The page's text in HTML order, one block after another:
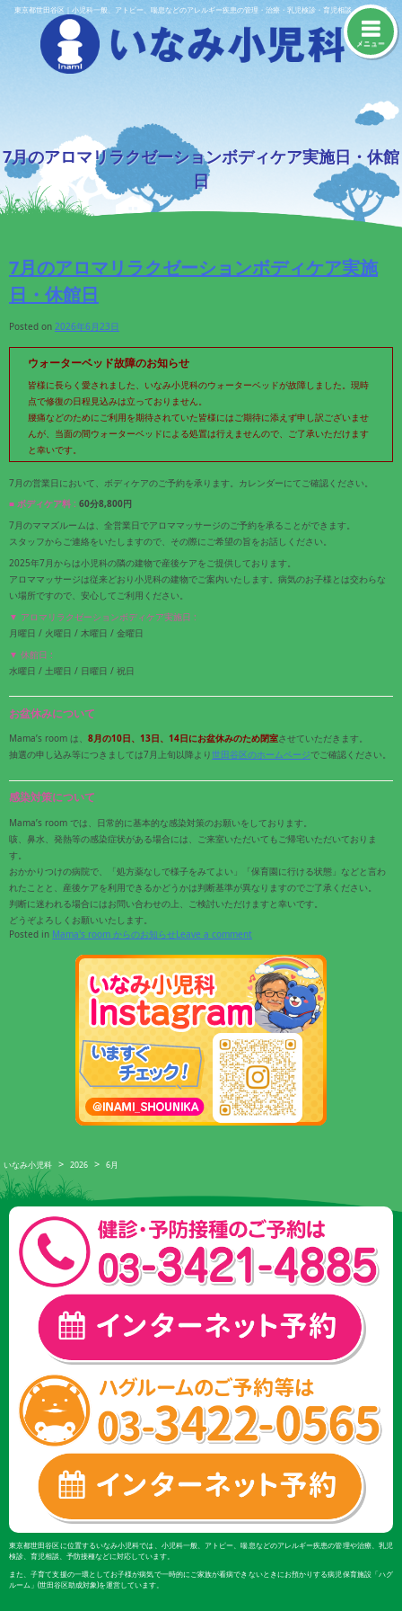
Skip東京都世田谷区｜小児科一般、アトピー、喘息などのアレルギー疾患の管理・治療・乳児検診・育児相談・予防接種
メニュー
7月のアロマリラクゼーションボディケア実施日・休館
日
7月のアロマリラクゼーションボディケア実施
日・休館日
Posted on 2026年6月23日
ウォーターベッド故障のお知らせ
皆様に長らく愛されました、いなみ小児科のウォーターベッドが故障しました。現時
点で修復の日程見込みは立っておりません。
腰痛などのためにご利用を期待されていた皆様にはご期待に添えず申し訳ございませ
んが、当面の間ウォーターベッドによる処置は行えませんので、ご了承いただけます
と幸いです。
7月の営業日において、ボディケアのご予約を承ります。カレンダーにてご確認ください。
■ ボディケア料 : 60分8,800円
7月のママズルームは、全営業日でアロママッサージのご予約を承ることができます。
スタッフからご連絡をいたしますので、その際にご希望の旨をお話しください。
2025年7月からは小児科の隣の建物で産後ケアをご提供しております。
アロママッサージは従来どおり小児科の建物でご案内いたします。病気のお子様とは交わらな
い場所ですので、安心してご利用ください。
▼ アロマリラクゼーションボディケア実施日 :
月曜日 / 火曜日 / 木曜日 / 金曜日
▼ 休館日 :
水曜日 / 土曜日 / 日曜日 / 祝日
お盆休みについて
Mama’s room は、 8月の10日、13日、14日にお盆休みのため閉室させていただきます。
抽選の申し込み等につきましては7月上旬以降より世田谷区のホームページでご確認ください。
感染対策について
Mama’s room では、日常的に基本的な感染対策のお願いをしております。
咳、鼻水、発熱等の感染症状がある場合には、ご来室いただいてもご帰宅いただいておりま
す。
おかかりつけの病院で、「処方薬なしで様子をみてよい」「保育園に行ける状態」などと言わ
れたことと、産後ケアを利用できるかどうかは判断基準が異なりますのでご了承ください。
判断に迷われる場合にはお問い合わせの上、ご検討いただけますと幸いです。
どうぞよろしくお願いいたします。
Posted in Mama's room からのお知らせLeave a comment
いなみ小児科 > 2026 > 6月
東京都世田谷区に位置するいなみ小児科では、小児科一般、アトピー、喘息などのアレルギー疾患の管理や治療、乳児
検診、育児相談、予防接種などに対応しています。
また、子育て支援の一環としてお子様が病気で一時的にご家族が看病できないときにお預かりする病児保育施設「ハグ
ルーム」(世田谷区助成対象)を運営しています。